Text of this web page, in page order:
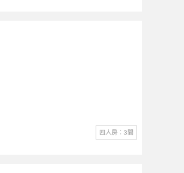
四人房：3間